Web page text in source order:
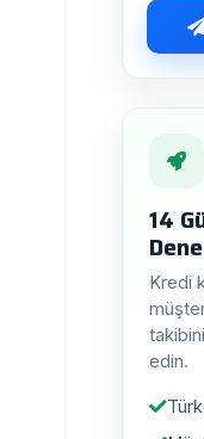
14
Kredi
edin.